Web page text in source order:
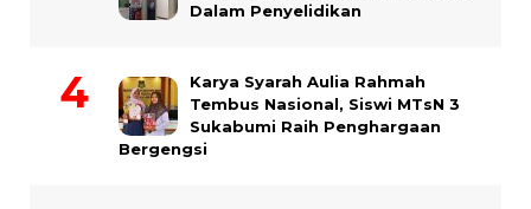
Dalam Penyelidikan
Karya Syarah Aulia Rahmah
Tembus Nasional, Siswi MTsN 3
Sukabumi Raih Penghargaan
Bergengsi